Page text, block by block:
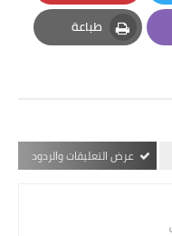
Pinterest
طباعة
Print
عرض التعليقات والردود